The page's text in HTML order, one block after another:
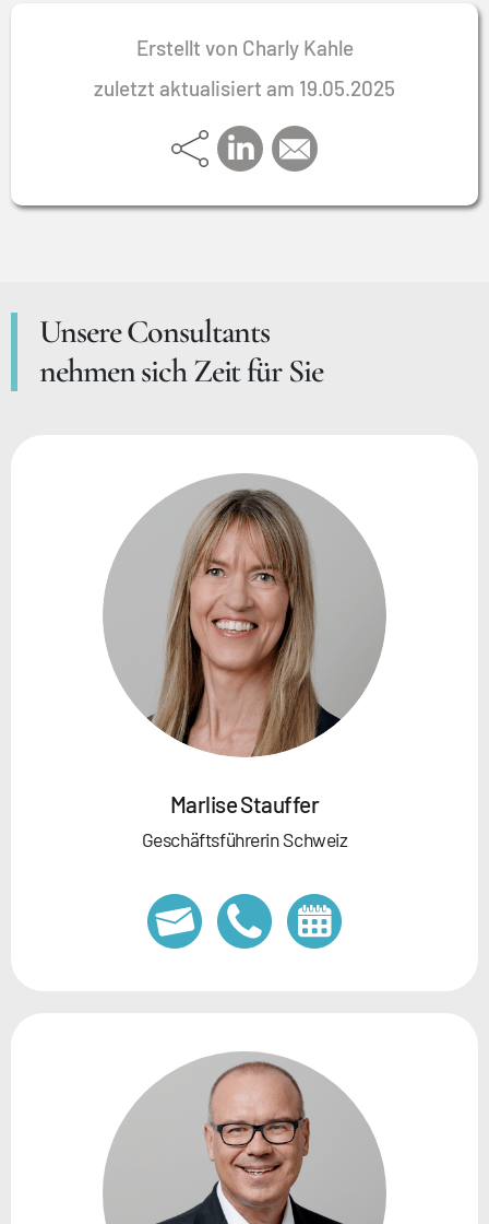
Erstellt von Charly Kahle
zuletzt aktualisiert am 19.05.2025
Unsere Consultants
nehmen sich Zeit für Sie
Marlise Stauffer
Geschäftsführerin Schweiz